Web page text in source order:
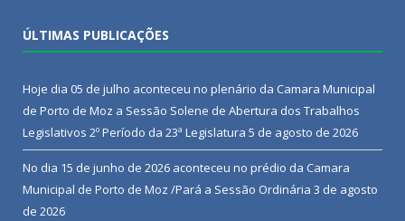
ÚLTIMAS PUBLICAÇÕES
Hoje dia 05 de julho aconteceu no plenário da Camara Municipal
de Porto de Moz a Sessão Solene de Abertura dos Trabalhos
Legislativos 2º Período da 23ª Legislatura 5 de agosto de 2026
No dia 15 de junho de 2026 aconteceu no prédio da Camara
Municipal de Porto de Moz /Pará a Sessão Ordinária 3 de agosto
de 2026